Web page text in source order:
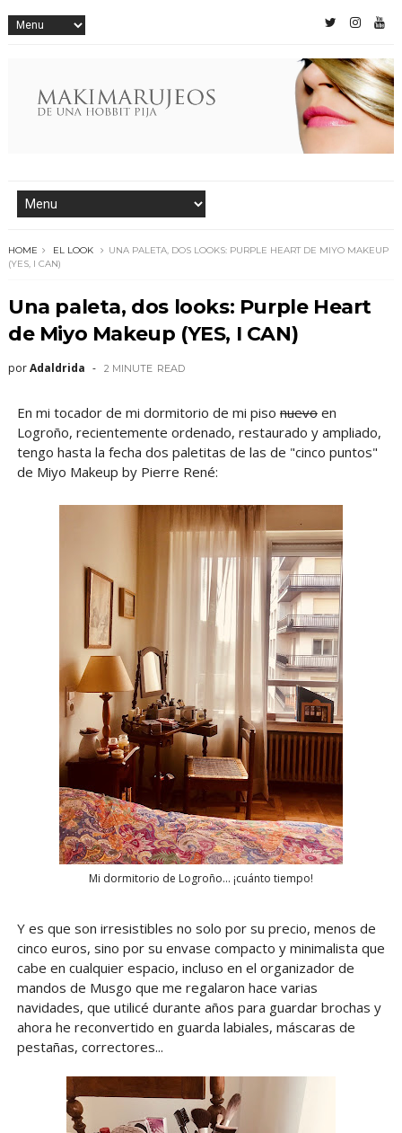
HOME EL LOOK
UNA PALETA, DOS LOOKS: PURPLE HEART DE MIYO MAKEUP
(YES, I CAN)
Una paleta, dos looks: Purple Heart
de Miyo Makeup (YES, I CAN)
porAdaldrida 2 MINUTE READ
En mi tocador de mi dormitorio de mi piso nuevoen
Logroño, recientemente ordenado, restaurado y ampliado,
tengo hasta la fecha dos paletitas de las de "cinco puntos"
de Miyo Makeup by Pierre René:
Mi dormitorio de Logroño... ¡cuánto tiempo!
Y es que son irresistibles no solo por su precio, menos de
cinco euros, sino por su envase compacto y minimalista que
cabe en cualquier espacio, incluso en el organizador de
mandos de Musgo que me regalaron hace varias
navidades, que utilicé durante años para guardar brochas y
ahora he reconvertido en guarda labiales, máscaras de
pestañas, correctores...